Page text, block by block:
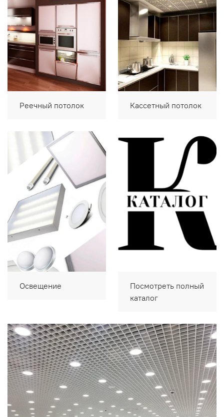
Реечный потолок Кассетный потолок
Освещение
Посмотреть полный
каталог